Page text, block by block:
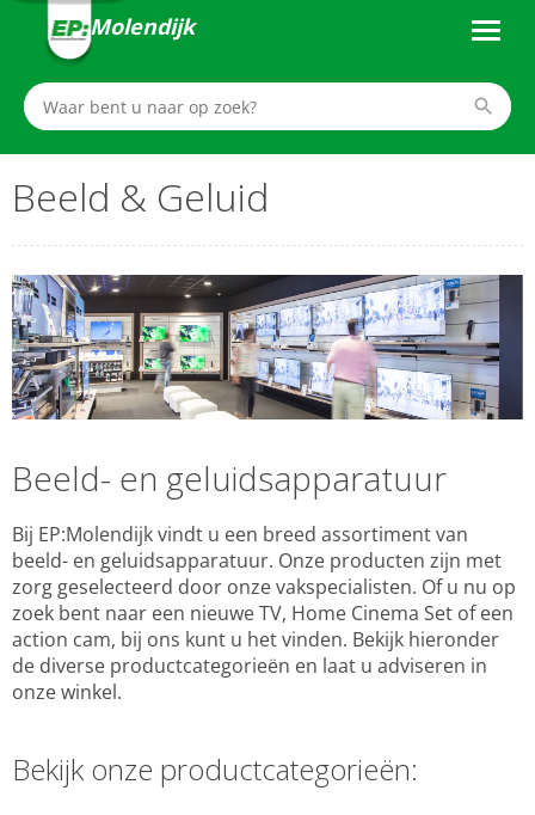
Molendijk
Beeld & Geluid
Beeld- en geluidsapparatuur
Bij EP:Molendijk vindt u een breed assortiment van
beeld- en geluidsapparatuur. Onze producten zijn met
zorg geselecteerd door onze vakspecialisten. Of u nu op
zoek bent naar een nieuwe TV, Home Cinema Set of een
action cam, bij ons kunt u het vinden. Bekijk hieronder
de diverse productcategorieën en laat u adviseren in
onze winkel.
Bekijk onze productcategorieën: